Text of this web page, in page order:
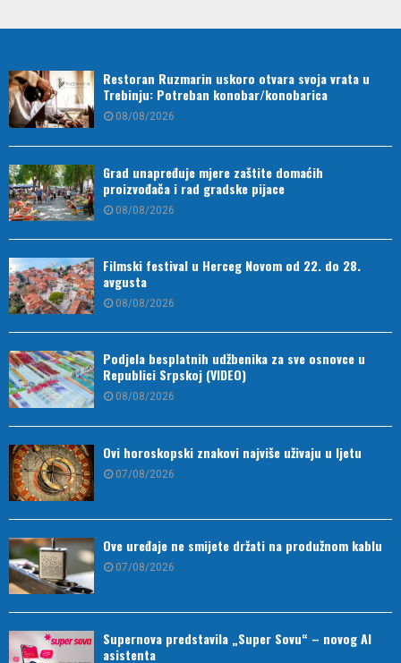
Restoran Ruzmarin uskoro otvara svoja vrata u
Trebinju: Potreban konobar/konobarica
08/08/2026
Grad unapređuje mjere zaštite domaćih
proizvođača i rad gradske pijace
08/08/2026
Filmski festival u Herceg Novom od 22. do 28.
avgusta
08/08/2026
Podjela besplatnih udžbenika za sve osnovce u
Republici Srpskoj (VIDEO)
08/08/2026
Ovi horoskopski znakovi najviše uživaju u ljetu
07/08/2026
Ove uređaje ne smijete držati na produžnom kablu
07/08/2026
Supernova predstavila „Super Sovu“ – novog AI
asistenta